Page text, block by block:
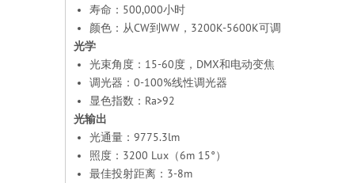
寿命：500,000小时
颜色：从CW到WW，3200K-5600K可调
光学
光束角度：15-60度，DMX和电动变焦
调光器：0-100%线性调光器
显色指数：Ra>92
光输出
光通量：9775.3lm
照度：3200 Lux（6m 15°）
最佳投射距离：3-8m